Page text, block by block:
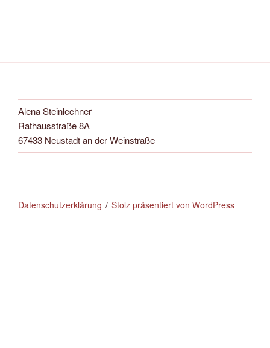
Alena Steinlechner
Rathausstraße 8A
67433 Neustadt an der Weinstraße
Datenschutzerklärung Stolz präsentiert von WordPress